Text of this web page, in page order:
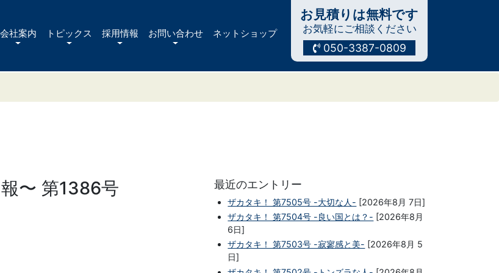
会社案内 トピックス 採用情報 お問い合わせ ネットショップ
お見積りは無料です
お気軽にご相談ください
050-3387-0809
〜 第1386号 最近のエントリー
ザカタキ！ 第7505号 -大切な人- [2026年8月 7日]
ザカタキ！ 第7504号 -良い国とは？- [2026年8月
6日]
ザカタキ！ 第7503号 -寂寥感と美- [2026年8月 5
日]